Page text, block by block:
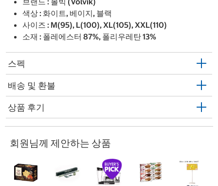
색상 : 화이트, 베이지, 블랙
사이즈 : M(95), L(100), XL(105), XXL(110)
소재 : 폴레에스터 87%, 폴리우레탄 13%
스펙
배송 및 환불
상품 후기
회원님께 제안하는 상품